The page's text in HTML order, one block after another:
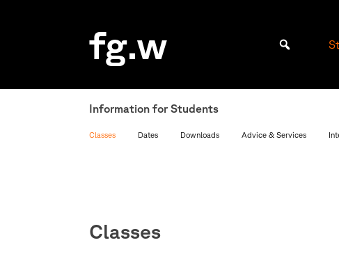
fg.w
Bachelor Kommunikationsdesign und Master Design & Information studieren
Information for Students
Classes Dates Downloads Advice & Services
Classes